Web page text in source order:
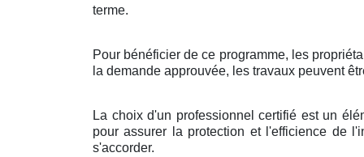
terme.
Pour bénéficier de ce programme, les
la demande approuvée, les travaux peuvent
La choix d'un professionnel certifié est un
pour assurer la protection et l'efficience de
s'accorder.